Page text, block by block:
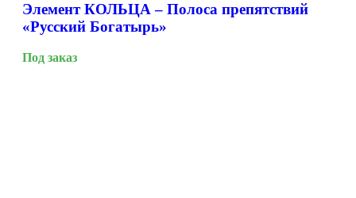
Элемент КОЛЬЦА – Полоса препятствий
«Русский Богатырь»
Под заказ